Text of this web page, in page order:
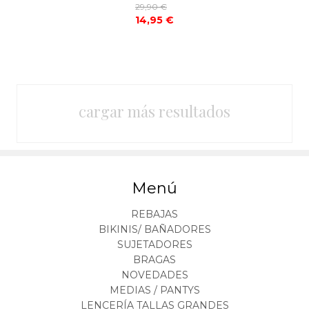
29,90 €
14,95 €
cargar más resultados
Menú
REBAJAS
BIKINIS/ BAÑADORES
SUJETADORES
BRAGAS
NOVEDADES
MEDIAS / PANTYS
LENCERÍA TALLAS GRANDES